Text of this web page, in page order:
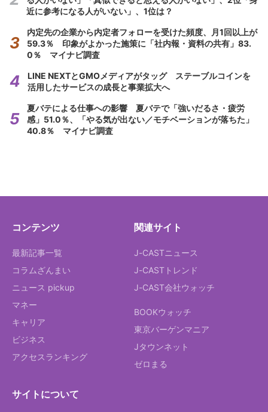
近に参考になる人がいない」、1位は？
内定先の企業から内定者フォローを受けた頻度、月1回以上が
59.3％ 印象がよかった施策に「社内報・資料の共有」83.
0％ マイナビ調査
LINE NEXTとGMOメディアがタッグ ステーブルコインを
活用したサービスの成長と事業拡大へ
夏バテによる仕事への影響 夏バテで「強いだるさ・疲労
感」51.0％、「やる気が出ない／モチベーションが落ちた」
40.8％ マイナビ調査
コンテンツ
最新記事一覧
コラムざんまい
ニュース pickup
マネー
キャリア
ビジネス
アクセスランキング
関連サイト
J-CASTニュース
J-CASTトレンド
J-CAST会社ウォッチ
BOOKウォッチ
東京バーゲンマニア
Jタウンネット
ゼロまる
サイトについて